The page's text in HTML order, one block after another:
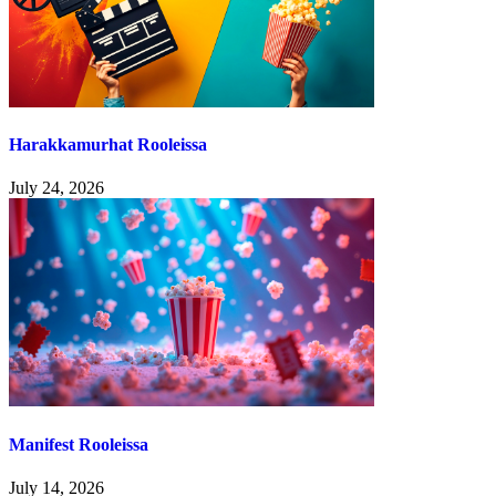
Harakkamurhat Rooleissa
July 24, 2026
Manifest Rooleissa
July 14, 2026